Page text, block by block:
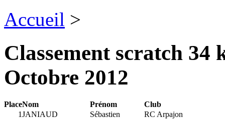
Accueil >
Classement scratch
Octobre 2012
PlaceNom Prénom
Club
1JANIAUD Sébastien
RC Arpajon